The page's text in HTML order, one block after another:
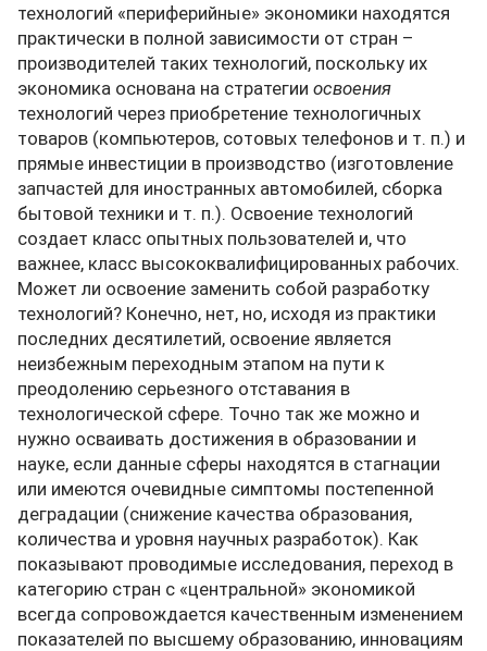
технологий «периферийные» экономики находятся
практически в полной зависимости от стран –
производителей таких технологий, поскольку их
экономика основана на стратегии освоения
технологий через приобретение технологичных
товаров (компьютеров, сотовых телефонов и т. п.) и
прямые инвестиции в производство (изготовление
запчастей для иностранных автомобилей, сборка
бытовой техники и т. п.). Освоение технологий
создает класс опытных пользователей и, что
важнее, класс высококвалифицированных рабочих.
Может ли освоение заменить собой разработку
технологий? Конечно, нет, но, исходя из практики
последних десятилетий, освоение является
неизбежным переходным этапом на пути к
преодолению серьезного отставания в
технологической сфере. Точно так же можно и
нужно осваивать достижения в образовании и
науке, если данные сферы находятся в стагнации
или имеются очевидные симптомы постепенной
деградации (снижение качества образования,
количества и уровня научных разработок). Как
показывают проводимые исследования, переход в
категорию стран с «центральной» экономикой
всегда сопровождается качественным изменением
показателей по высшему образованию, инновациям